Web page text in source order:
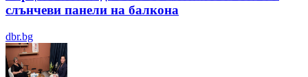
слънчеви панели на балкона
dbr.bg